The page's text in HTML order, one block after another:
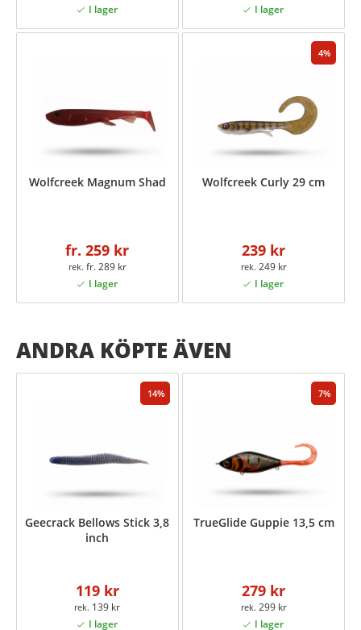
Wolfcreek Magnum Shad
fr. 259 kr
fr. 289 kr
4
Wolfcreek Curly 29 cm
239 kr
249 kr
ANDRA KÖPTE ÄVEN
14
Geecrack Bellows Stick 3,8
inch
119 kr
139 kr
7
TrueGlide Guppie 13,5 cm
279 kr
299 kr